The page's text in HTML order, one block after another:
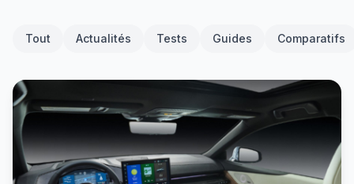
Tout Actualités Tests Guides Comparatifs